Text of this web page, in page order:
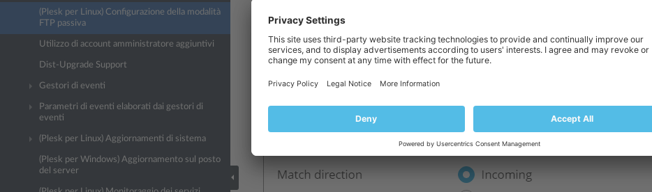
(Plesk per Linux) Configurazione della modalità
FTP passiva
Utilizzo di account amministratore aggiuntivi
Dist-Upgrade Support
Gestori di eventi
Parametri di eventi elaborati dai gestori di
eventi
(Plesk per Linux) Aggiornamenti di sistema
(Plesk per Windows) Aggiornamento sul posto
del server
Porte: TCP 49152-65535
Fonti : (qualsiasi host)